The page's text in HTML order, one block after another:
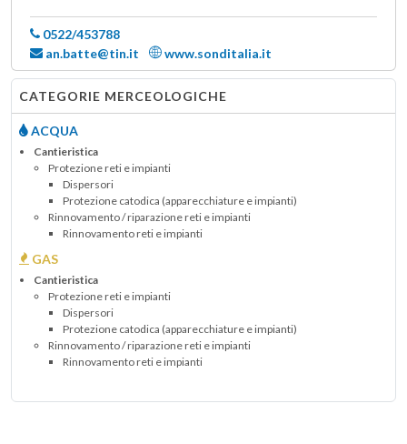
0522/453788
an.batte@tin.it
www.sonditalia.it
CATEGORIE MERCEOLOGICHE
ACQUA
Cantieristica
Protezione reti e impianti
Dispersori
Protezione catodica (apparecchiature e impianti)
Rinnovamento / riparazione reti e impianti
Rinnovamento reti e impianti
GAS
Cantieristica
Protezione reti e impianti
Dispersori
Protezione catodica (apparecchiature e impianti)
Rinnovamento / riparazione reti e impianti
Rinnovamento reti e impianti